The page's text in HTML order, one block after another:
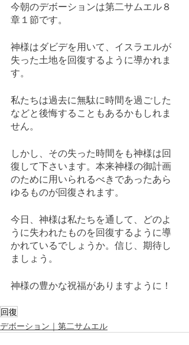
今朝のデボーションは第二サムエル８
章１節です。
神様はダビデを用いて、イスラエルが
失った土地を回復するように導かれま
す。
私たちは過去に無駄に時間を過ごした
などと後悔することもあるかもしれま
せん。
しかし、その失った時間をも神様は回
復して下さいます。本来神様の御計画
のために用いられるべきであったあら
ゆるものが回復されます。
今日、神様は私たちを通して、どのよ
うに失われたものを回復するように導
かれているでしょうか。信じ、期待し
ましょう。
神様の豊かな祝福がありますように！
回復
デボーション｜第二サムエル